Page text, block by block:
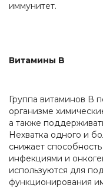
иммунитет.
Витамины B
Группа витаминов В
организме
а также
Нехватка одного и
снижает
инфекциями и
используются для
функционирования